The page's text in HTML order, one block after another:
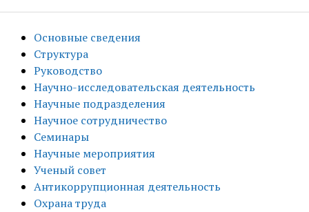
Основные сведения
Структура
Руководство
Научно-исследовательская деятельность
Научные подразделения
Научное сотрудничество
Семинары
Научные мероприятия
Ученый совет
Антикоррупционная деятельность
Охрана труда